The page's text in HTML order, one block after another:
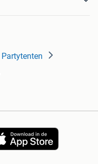
Partytenten